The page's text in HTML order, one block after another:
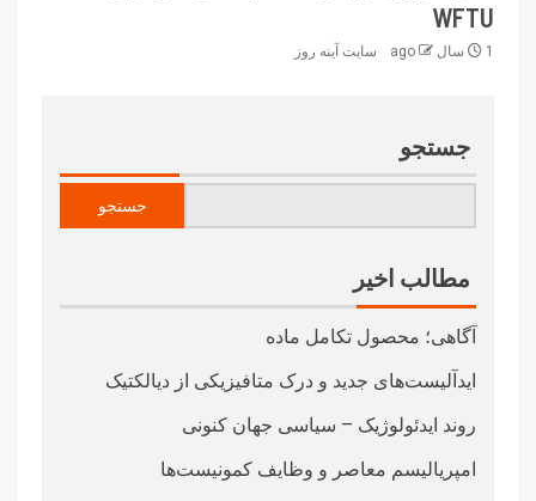
WFTU
1 سال ago سایت آینه‌ روز
جستجو
جستجو
مطالب اخیر
آگاهی؛ محصول تکامل ماده
ایدآلیست‌های جدید و درک متافیزیکی از دیالکتیک
روند ایدئولوژیک – سیاسی جهان کنونی
امپریالیسم معاصر و وظایف کمونیست‌ها